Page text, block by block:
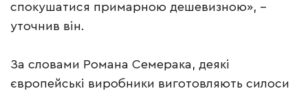
спокушатися примарною дешевизною», –
уточнив він.
За словами Романа Семерака, деякі
європейські виробники виготовляють силоси